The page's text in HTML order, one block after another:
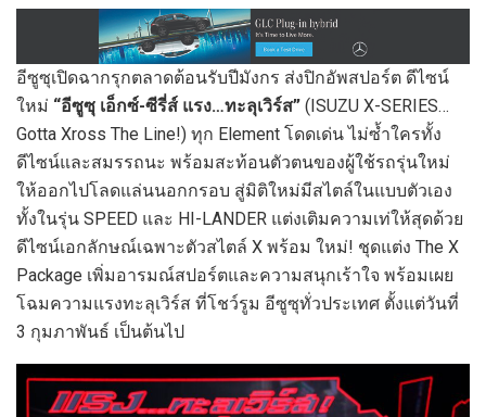
อีซูซุเปิดฉากรุกตลาดต้อนรับปีมังกร ส่งปิกอัพสปอร์ต ดีไซน์
ใหม่ “อีซูซุ เอ็กซ์-ซีรี่ส์ แรง…ทะลุเวิร์ส” (ISUZU X-SERIES…
Gotta Xross The Line!) ทุก Element โดดเด่น ไม่ซ้ำใครทั้ง
ดีไซน์และสมรรถนะ พร้อมสะท้อนตัวตนของผู้ใช้รถรุ่นใหม่
ให้ออกไปโลดแล่นนอกกรอบ สู่มิติใหม่มีสไตล์ในแบบตัวเอง
ทั้งในรุ่น SPEED และ HI-LANDER แต่งเติมความเท่ให้สุดด้วย
ดีไซน์เอกลักษณ์เฉพาะตัวสไตล์ X พร้อม ใหม่! ชุดแต่ง The X
Package เพิ่มอารมณ์สปอร์ตและความสนุกเร้าใจ พร้อมเผย
โฉมความแรงทะลุเวิร์ส ที่โชว์รูม อีซูซุทั่วประเทศ ตั้งแต่วันที่
3 กุมภาพันธ์ เป็นต้นไป